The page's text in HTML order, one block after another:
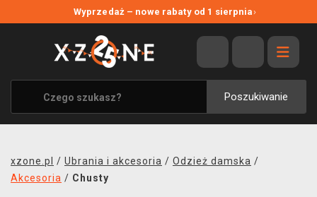
Wyprzedaż – nowe rabaty od 1 sierpnia›
Poszukiwanie
WYPRZEDAŻ
WSZYSTKIE MARKI
XZONE ORIGINALS
UBRANIA I AKCESORIA
SOUNDTRACKI
xzone.pl / Ubrania i akcesoria / Odzież damska /
Akcesoria / Chusty